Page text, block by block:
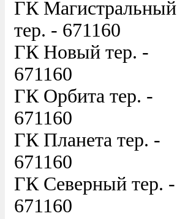
ГК Магистральный
тер. - 671160
ГК Новый тер. -
671160
ГК Орбита тер. -
671160
ГК Планета тер. -
671160
ГК Северный тер. -
671160